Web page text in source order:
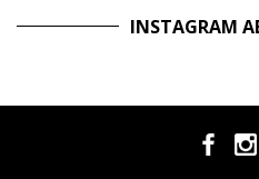
INSTAGRAM